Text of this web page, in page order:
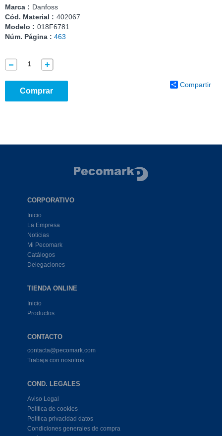
Marca : Danfoss
Cód. Material : 402067
Modelo : 018F6781
Núm. Página : 463
Comprar
Compartir
CORPORATIVO
Inicio
La Empresa
Noticias
Mi Pecomark
Catálogos
Delegaciones
TIENDA ONLINE
Inicio
Productos
CONTACTO
contacta@pecomark.com
Trabaja con nosotros
COND. LEGALES
Aviso Legal
Política de cookies
Política privacidad datos
Condiciones generales de compra